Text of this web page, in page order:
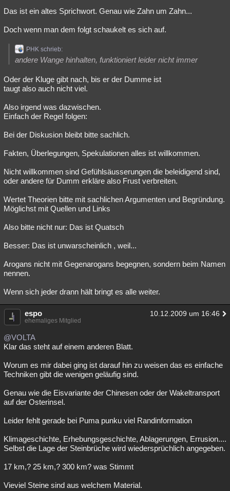
Das ist ein altes Sprichwort. Genau wie Zahn um Zahn...
Doch wenn man dem folgt schaukelt es sich auf.
PHK schrieb:
andere Wange hinhalten, funktioniert leider nicht immer
Oder der Kluge gibt nach, bis er der Dumme ist
taugt also auch nicht viel.
Also irgend was dazwischen.
Einfach der Regel folgen:
Bei der Diskusion bleibt bitte sachlich.
Fakten, Überlegungen, Spekulationen alles ist willkommen.
Nicht willkommen sind Gefühlsäusserungen die beleidigend sind,
oder andere für Dumm erkläre also Frust verbreiten.
Wertet Theorien bitte mit sachlichen Argumenten und Begründung.
Möglichst mit Quellen und Links
Also bitte nicht nur: Das ist Quatsch
Besser: Das ist unwarscheinlich , weil...
Arogans nicht mit Gegenarogans begegnen, sondern beim Namen
nennen.
Wenn sich jeder drann hält bringt es alle weiter.
espo 10.12.2009 um 16:46
ehemaliges Mitglied
@VOLTA
Klar das steht auf einem anderen Blatt.
Worum es mir dabei ging ist darauf hin zu weisen das es einfache
Techniken gibt die wenigen geläufig sind.
Genau wie die Eisvariante der Chinesen oder der Wakeltransport
auf der Osterinsel.
Leider fehlt gerade bei Puma punku viel Randinformation
Klimageschichte, Erhebungsgeschichte, Ablagerungen, Errusion....
Selbst die Lage der Steinbrüche wird wiedersprüchlich angegeben.
17 km,? 25 km,? 300 km? was Stimmt
Vieviel Steine sind aus welchem Material.